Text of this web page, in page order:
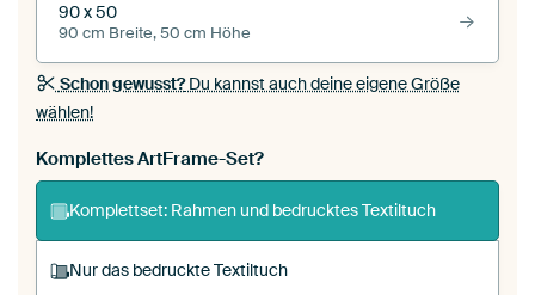
90 x 50
90 cm Breite, 50 cm Höhe
Schon gewusst?Du kannst auch deine eigene Größe
wählen!
Komplettes ArtFrame-Set?
Komplettset: Rahmen und bedrucktes Textiltuch
Nur das bedruckte Textiltuch